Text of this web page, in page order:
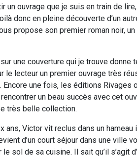
un ouvrage que je suis en train de
donc en pleine découverte d’un
propose son premier roman noir,
sur une couverture qui je trouve
le lecteur un premier ouvrage très
Encore une fois, les éditions Rivages
un beau succès avec cet
très belle collection.
ans, Victor vit reclus dans un
d’un court séjour dans une ville
le sol de sa cuisine. Il sait qu’il s’agit